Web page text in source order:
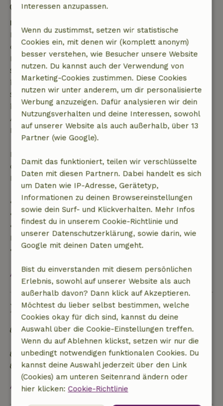
Abreise: 07:00- 11:00
Kostenlose Stornierung innerhalb von 7 Tagen
Kostenlose Stornierung innerhalb von 7 Tagen nach
deiner Buchungsbestätigung, sofern die
Buchungsanfrage mehr als 28 Tage vor dem
Startdatum gestellt wurde. Bei Buchungen, die
innerhalb von 28 Tagen beginnen, gilt die kostenlose
Stornierung innerhalb von 24 Stunden. Wenn du
innerhalb der angegebenen Frist stornierst, hast du
Anspruch auf eine vollständige Rückerstattung des
Buchungsbetrags.
Danach erhältst du eine teilweise Rückerstattung
der Reisekosten und eine 100-prozentige
Rückerstattung der Anzahlung:
• Bis zu 42 Tage vor Anreise: 70 % Rückerstattung
• 42–28 Tage vor Anreise: 40 % Rückerstattung
• 28 Tage bis einschließlich des Anreisetags: 10 %
Rückerstattung
• Am Anreisetag oder später: keine Rückerstattung
Alles ansehen
Nachhaltigkeit
Netzunabhängig oder mit 100% erneuerbarer
Energie versorgt
Natürliche Isolationsmaterialien
Gebaut mit natürlichen Baumaterialien
Alles ansehen
Interessen anzupassen.
Wenn du zustimmst, setzen wir statistische
Cookies ein, mit denen wir (komplett anonym)
besser verstehen, wie Besucher unsere Website
nutzen. Du kannst auch der Verwendung von
Marketing-Cookies zustimmen. Diese Cookies
nutzen wir unter anderem, um dir personalisierte
Werbung anzuzeigen. Dafür analysieren wir dein
Nutzungsverhalten und deine Interessen, sowohl
auf unserer Website als auch außerhalb, über 13
Partner (wie Google).
Damit das funktioniert, teilen wir verschlüsselte
Daten mit diesen Partnern. Dabei handelt es sich
um Daten wie IP-Adresse, Gerätetyp,
Informationen zu deinen Browsereinstellungen
sowie dein Surf- und Klickverhalten. Mehr Infos
findest du in unserem Cookie-Richtlinie und
unserer Datenschutzerklärung, sowie darin, wie
Google mit deinen Daten umgeht.
Bist du einverstanden mit diesem persönlichen
Erlebnis, sowohl auf unserer Website als auch
außerhalb davon? Dann klick auf Akzeptieren.
Möchtest du lieber selbst bestimmen, welche
Cookies okay für dich sind, kannst du deine
Auswahl über die Cookie-Einstellungen treffen.
Wenn du auf Ablehnen klickst, setzen wir nur die
unbedingt notwendigen funktionalen Cookies. Du
kannst deine Auswahl jederzeit über den Link
(Cookies) am unteren Seitenrand ändern oder
hier klicken: Cookie-Richtlinie